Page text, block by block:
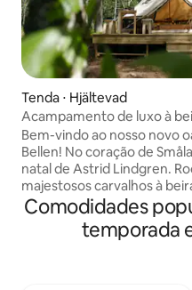
Tenda ⋅ Hjältevad
Acampamento de luxo à
Bellen
Bem-vindo ao nosso novo
Bellen! No coração de
natal de Astrid Lindgren.
majestosos carvalhos à
fica a nossa tenda
conforto de primeira
pode desfrutar da paz, da
Comodidades
temporada